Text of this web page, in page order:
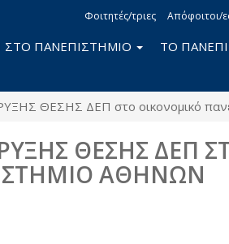
Φοιτητές/τριες Απόφοιτοι/
ΣΤΟ ΠΑΝΕΠΙΣΤΗΜΙΟ ΤΟ
ΘΕΣΗΣ ΔΕΠ στο οικονομικό
ΘΕΣΗΣ ΔΕΠ
ΑΘΗΝΩΝ